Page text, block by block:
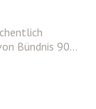
Bündnis 90...